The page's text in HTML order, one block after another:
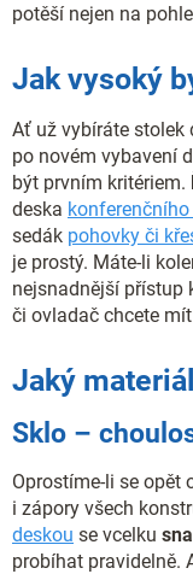
potěší nejen na
Jak vysoký
Ať už vybíráte stolek
po novém vybavení
být prvním kritériem.
deska
sedák pohovky či
je prostý. Máte-li
nejsnadnější přístup
či ovladač chcete
Jaký
Sklo –
Oprostíme-li se opět
i zápory všech
deskou se vcelku
probíhat pravidelně.